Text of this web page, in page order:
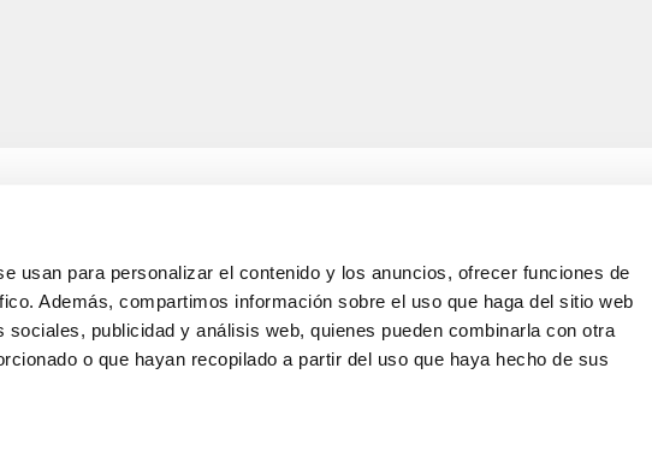
usan para personalizar el contenido y los anuncios, ofrecer funciones de
Además, compartimos información sobre el uso que haga del sitio web
publicidad y análisis web, quienes pueden combinarla con otra
o que hayan recopilado a partir del uso que haya hecho de sus
INFORMACIÓ LEGAL
Avís legal
Política de confidencialitat i de protecció
de dades
Política de cookies